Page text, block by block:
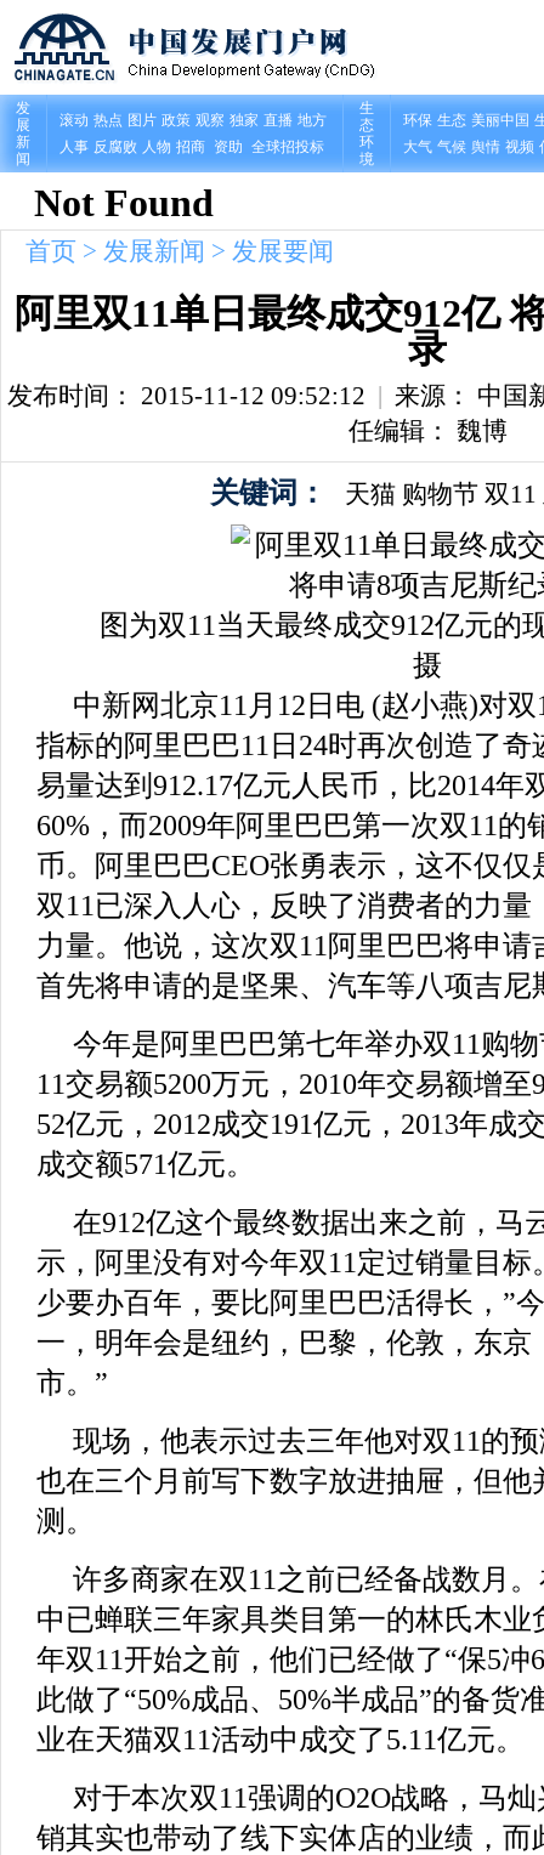
首页 > 发展新闻 > 发展要闻
阿里双11单日最终成交912亿
录
发布时间： 2015-11-12 09:52:12 | 来源： 中国
任编辑： 魏博
关键词： 天猫 购物节 双11
图为双11当天最终成交912亿元
摄
中新网北京11月12日电 (赵小燕)对
指标的阿里巴巴11日24时再次创造了奇
易量达到912.17亿元人民币，比2014年
60%，而2009年阿里巴巴第一次双11的
币。阿里巴巴CEO张勇表示，这不仅
双11已深入人心，反映了消费者的力
力量。他说，这次双11阿里巴巴将申
首先将申请的是坚果、汽车等八项吉尼
今年是阿里巴巴第七年举办双11购
11交易额5200万元，2010年交易额增至
52亿元，2012成交191亿元，2013年成
成交额571亿元。
在912亿这个最终数据出来之前，马
示，阿里没有对今年双11定过销量目标
少要办百年，要比阿里巴巴活得长，”
一，明年会是纽约，巴黎，伦敦，东京
市。”
现场，他表示过去三年他对双11的
也在三个月前写下数字放进抽屉，但他
测。
许多商家在双11之前已经备战数月
中已蝉联三年家具类目第一的林氏木
年双11开始之前，他们已经做了“保5冲
此做了“50%成品、50%半成品”的备货
业在天猫双11活动中成交了5.11亿元。
对于本次双11强调的O2O战略，马
销其实也带动了线下实体店的业绩，而